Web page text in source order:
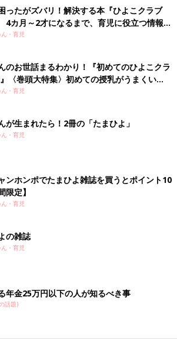
ったがズバリ！解決する本『ひよこクラブ
カ月～2才になるまで、育児に役立つ情報が
！
・育児
のお世話まるわかり！『初めてのひよこクラ
〈巻頭大特集〉初めての授乳がうまくい
ぱい・ミルクの基本と夏のトラブル 解決テ
・育児
が生まれたら！2冊の「たまひよ」
・育児
ンホンポでたまひよ雑誌を買うとポイント10
限定】
・育児
の雑誌
・育児
年金25万円以下の人が知るべき事
話題)